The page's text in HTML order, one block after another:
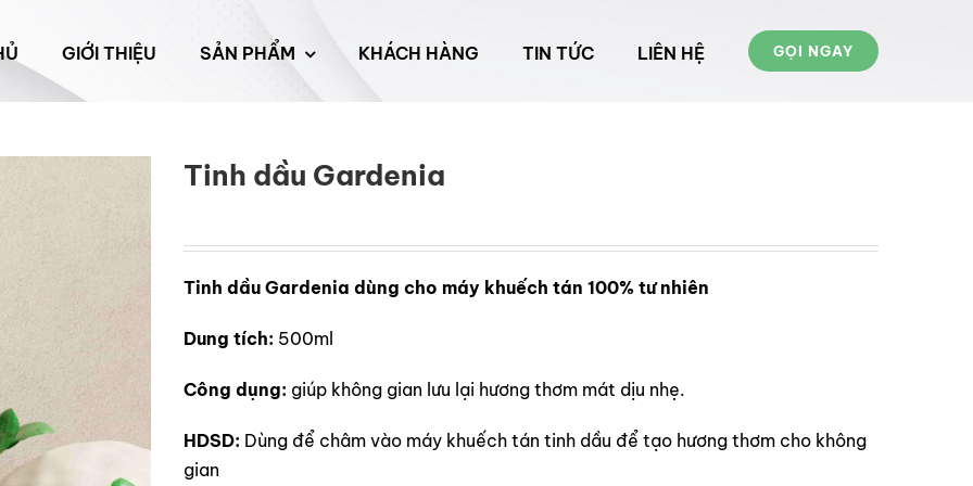
GIỚI THIỆU SẢN PHẨM KHÁCH HÀNG TIN TỨC LIÊN HỆ GỌI NGAY
Tinh dầu Gardenia
Tinh dầu Gardenia dùng cho máy khuếch tán 100% tư nhiên
Dung tích: 500ml
Công dụng: giúp không gian lưu lại hương thơm mát dịu nhẹ.
HDSD: Dùng để châm vào máy khuếch tán tinh dầu để tạo hương thơm cho không
gian